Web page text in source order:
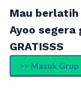
Mau berlatih
Ayoo segera
GRATISSS
>> Masuk